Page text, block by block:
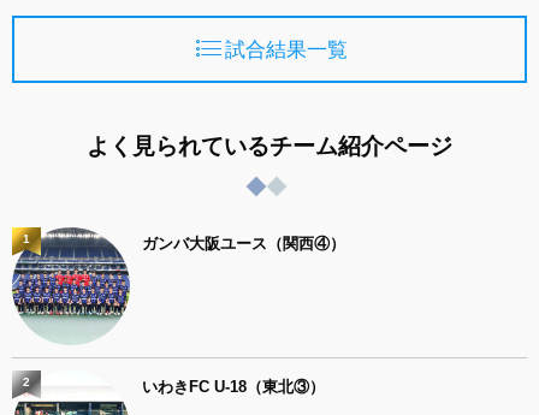
試合結果一覧
よく見られているチーム紹介ページ
ガンバ大阪ユース（関西④）
1
いわきFC U-18（東北③）
2